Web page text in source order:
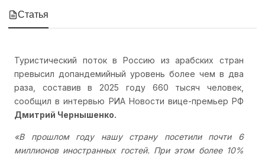
Статья
Туристический поток в Россию из арабских стран
превысил допандемийный уровень более чем в два
раза, составив в 2025 году 660 тысяч человек,
сообщил в интервью РИА Новости вице-премьер РФ
Дмитрий Чернышенко.
«В прошлом году нашу страну посетили почти 6
миллионов иностранных гостей. При этом более 10%